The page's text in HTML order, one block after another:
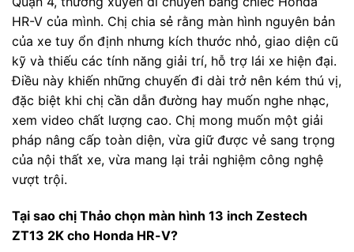
HR-V của mình. Chị chia sẻ rằng màn hình nguyên bản
của xe tuy ổn định nhưng kích thước nhỏ, giao diện cũ
kỹ và thiếu các tính năng giải trí, hỗ trợ lái xe hiện đại.
Điều này khiến những chuyến đi dài trở nên kém thú vị,
đặc biệt khi chị cần dẫn đường hay muốn nghe nhạc,
xem video chất lượng cao. Chị mong muốn một giải
pháp nâng cấp toàn diện, vừa giữ được vẻ sang trọng
của nội thất xe, vừa mang lại trải nghiệm công nghệ
vượt trội.
Tại sao chị Thảo chọn màn hình 13 inch Zestech
ZT13 2K cho Honda HR-V?